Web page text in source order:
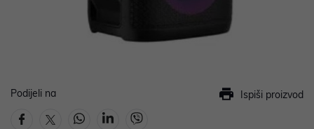
Podijeli na Ispiši proizvod